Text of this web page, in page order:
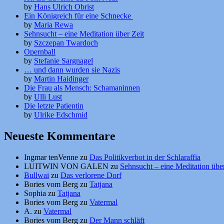
by Hans Ulrich Obrist
Ein Königreich für eine Schnecke
by Maria Rewa
Sehnsucht – eine Meditation über Zeit
by Szczepan Twardoch
Opernball
by Stefanie Sargnagel
… und dann wurden sie Nazis
by Martin Haidinger
Die Frau als Mensch: Schamaninnen
by Ulli Lust
Die letzte Patientin
by Ulrike Edschmid
Neueste Kommentare
Ingmar tenVenne zu Das Politikverbot in der Schlaraffia
LUITWIN VON GALEN zu Sehnsucht – eine Meditation
Bullwai zu Das verlorene Dorf
Bories vom Berg zu Tatjana
Sophia zu Tatjana
Bories vom Berg zu Vatermal
A. zu Vatermal
Bories vom Berg zu Der Mann schläft